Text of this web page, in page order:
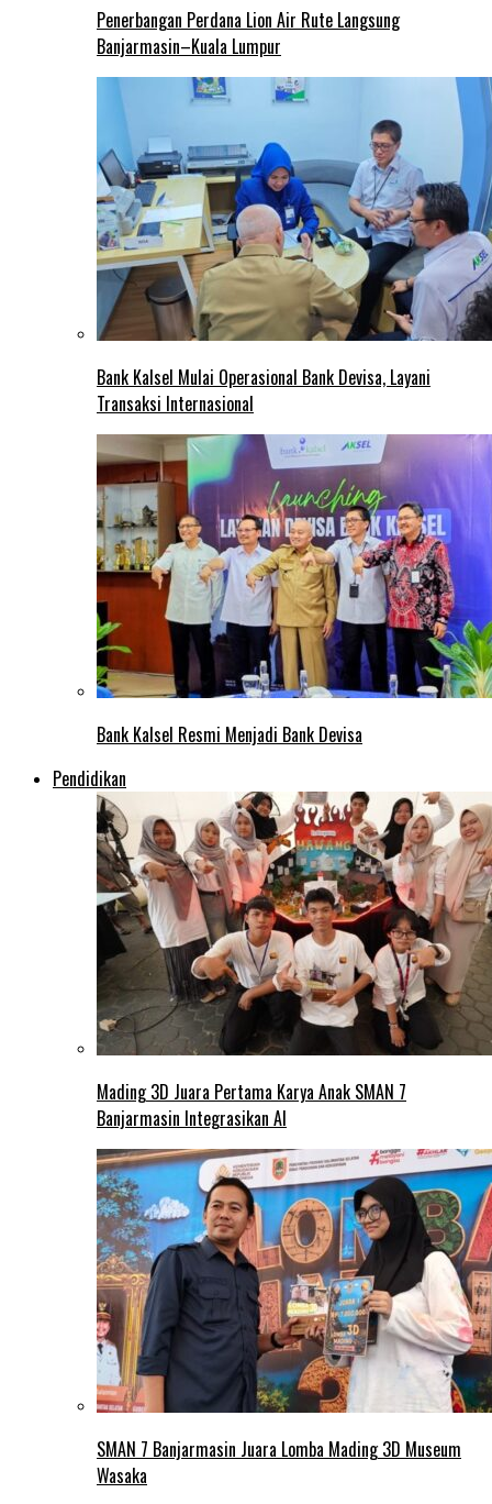
Penerbangan Perdana Lion Air Rute Langsung
Banjarmasin–Kuala Lumpur
Bank Kalsel Mulai Operasional Bank Devisa, Layani
Transaksi Internasional
Bank Kalsel Resmi Menjadi Bank Devisa
Pendidikan
Mading 3D Juara Pertama Karya Anak SMAN 7
Banjarmasin Integrasikan AI
SMAN 7 Banjarmasin Juara Lomba Mading 3D Museum
Wasaka